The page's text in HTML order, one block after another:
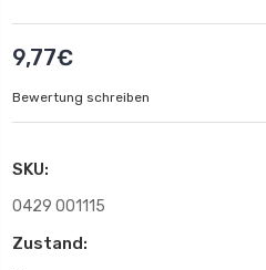
9,77€
Bewertung schreiben
SKU:
0429 001115
Zustand: